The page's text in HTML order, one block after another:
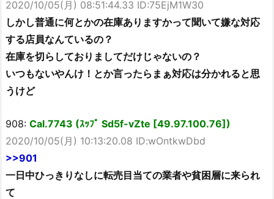
2020/10/05(月) 08:51:44.33 ID:75EjM1W30
しかし普通に何とかの在庫ありますかって聞いて嫌な対応
する店員なんているの？
在庫を切らしておりましてだけじゃないの？
いつもないやんけ！とか言ったらまぁ対応は分かれると思
うけど
908: Cal.7743 (ｽｯﾌﾟ Sd5f-vZte [49.97.100.76])
2020/10/05(月) 10:13:20.08 ID:wOntkwDbd
>>901
一日中ひっきりなしに転売目当ての業者や貧困層に来られ
て